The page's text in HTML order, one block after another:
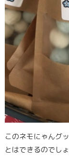
このネモにゃんグ
とはできるのでし